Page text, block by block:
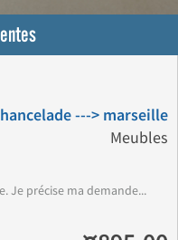
---> marseille
Meubles
Je précise ma demande...